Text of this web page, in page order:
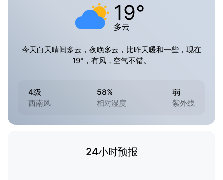
19°
多云
今天白天晴间多云，夜晚多云，比昨天暖和一些，现在
19°，有风，空气不错。
4级
西南风
58%
相对湿度
弱
紫外线
24小时预报